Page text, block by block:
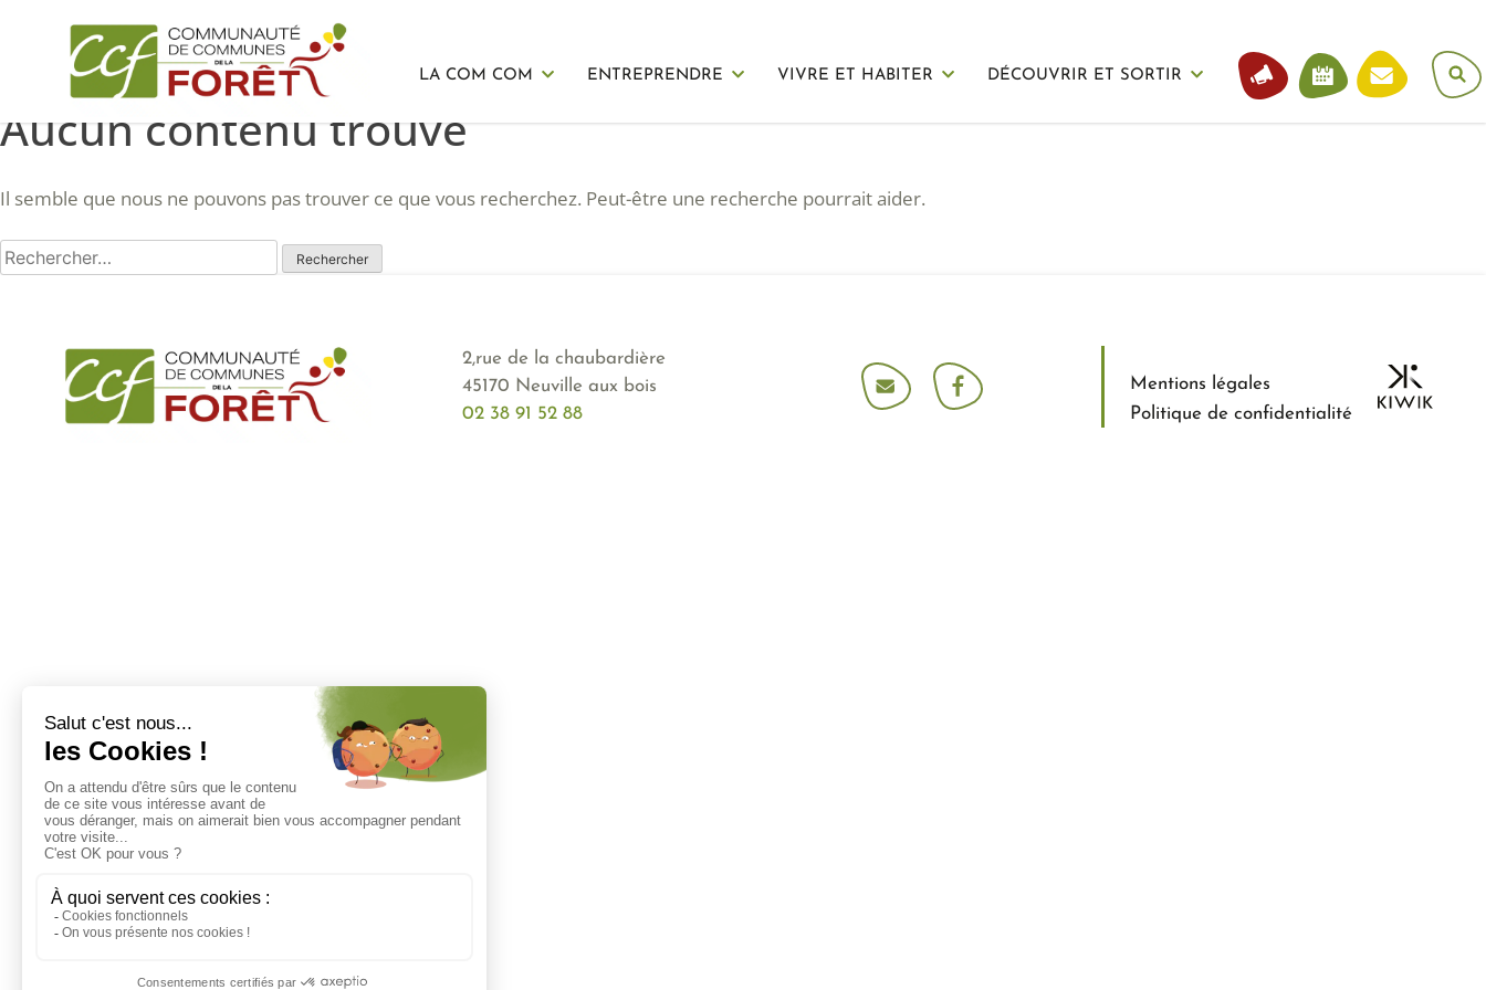
au
LA COM COM ENTREPRENDRE VIVRE ET HABITER DÉCOUVRIR ET SORTIR
Aucun contenu trouvé
Il semble que nous ne pouvons pas trouver ce que vous recherchez. Peut-être une recherche pourrait aider.
Rechercher :
2,rue de la chaubardière
45170 Neuville aux bois
02 38 91 52 88
Mentions légales
Politique de confidentialité